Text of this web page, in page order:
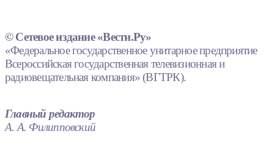
© Сетевое издание «Вести.Ру»
«Федеральное государственное унитарное предприятие
Всероссийская государственная телевизионная и
радиовещательная компания» (ВГТРК).
Главный редактор
А. А. Филипповский